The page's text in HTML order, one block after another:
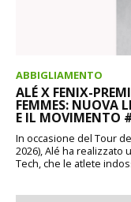
ABBIGLIAMENTO
ALÉ X FENIX-
FEMMES: NUOVA
E IL MOVIMENTO
In occasione del Tour
2026), Alé ha realizzato
Tech, che le atlete